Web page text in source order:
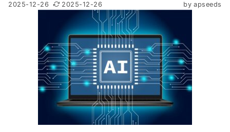
2025-12-26 2025-12-26 by apseeds